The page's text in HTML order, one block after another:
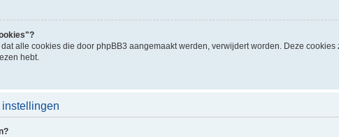
alle cookies die door phpBB3 aangemaakt werden, verwijdert worden. Deze
hebt.